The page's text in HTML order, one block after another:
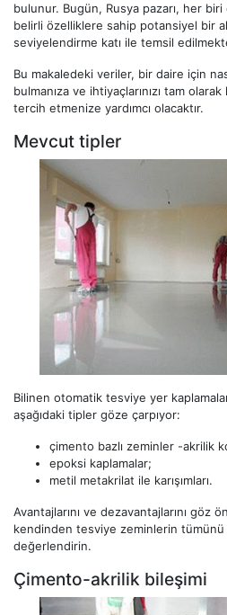
bulunur. Bugün, Rusya pazarı, her
belirli özelliklere sahip potansiyel bir
seviyelendirme katı ile temsil
Bu makaledeki veriler, bir daire için
bulmanıza ve ihtiyaçlarınızı tam
tercih etmenize yardımcı olacaktır.
Mevcut tipler
Bilinen otomatik tesviye yer
aşağıdaki tipler göze çarpıyor:
çimento bazlı zeminler -akrilik
epoksi kaplamalar;
metil metakrilat ile karışımları.
Avantajlarını ve dezavantajlarını
kendinden tesviye zeminlerin tümünü
değerlendirin.
Çimento-akrilik bileşimi